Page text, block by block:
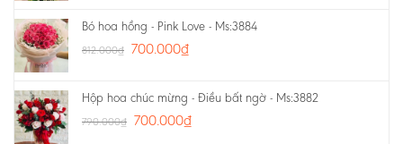
Bó hoa hồng - Pink Love - Ms:3884
812.000₫ 700.000₫
Hộp hoa chúc mừng - Điều bất ngờ - Ms:3882
790.000₫ 700.000₫